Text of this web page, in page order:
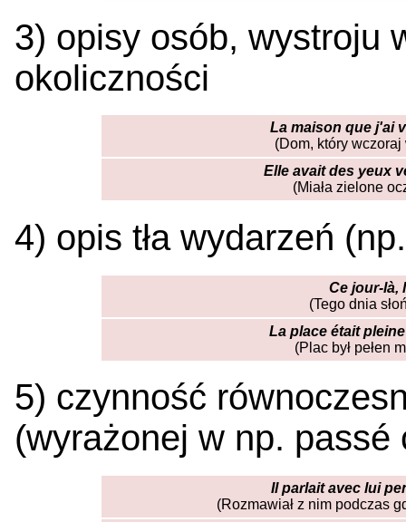
3) opisy osób, wystroju
okoliczności
La maison que j'ai
(Dom, który wczoraj
Elle avait des yeux
(Miała zielone
4) opis tła wydarzeń
Ce jour-là,
(Tego dnia
La place était
(Plac był pełen
5) czynność
(wyrażonej w np.
Il parlait avec lui
(Rozmawiał z nim podczas